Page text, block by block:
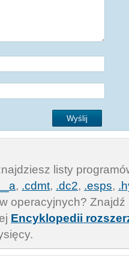
listy
, .cdmt, .dc2, .esps,
operacyjnych? Znajdź
Encyklopedii